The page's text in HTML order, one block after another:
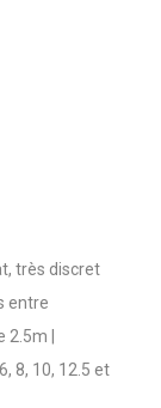
très discret
entre
|
8, 10, 12.5 et